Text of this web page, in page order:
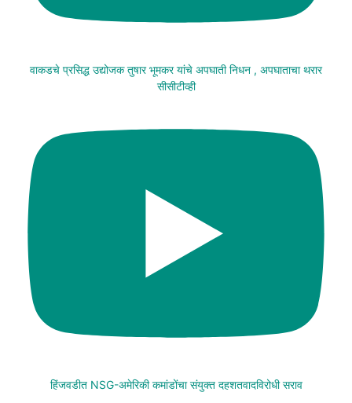
वाकडचे प्रसिद्ध उद्योजक तुषार भूमकर यांचे अपघाती निधन , अपघाताचा थरार
सीसीटीव्ही
हिंजवडीत NSG-अमेरिकी कमांडोंचा संयुक्त दहशतवादविरोधी सराव